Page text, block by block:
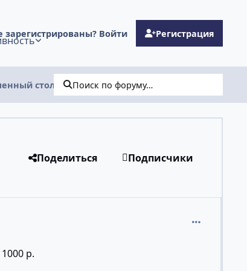
зарегистрированы? Войти Регистрация
стол Поиск по форуму…
Поделиться Подписчики
р.